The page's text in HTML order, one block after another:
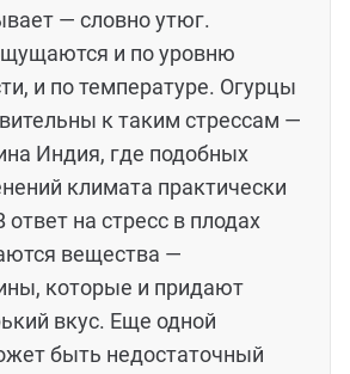
— словно утюг.
и по уровню
и по температуре. Огурцы
к таким стрессам —
Индия, где подобных
климата практически
на стресс в плодах
вещества —
которые и придают
вкус. Еще одной
быть недостаточный